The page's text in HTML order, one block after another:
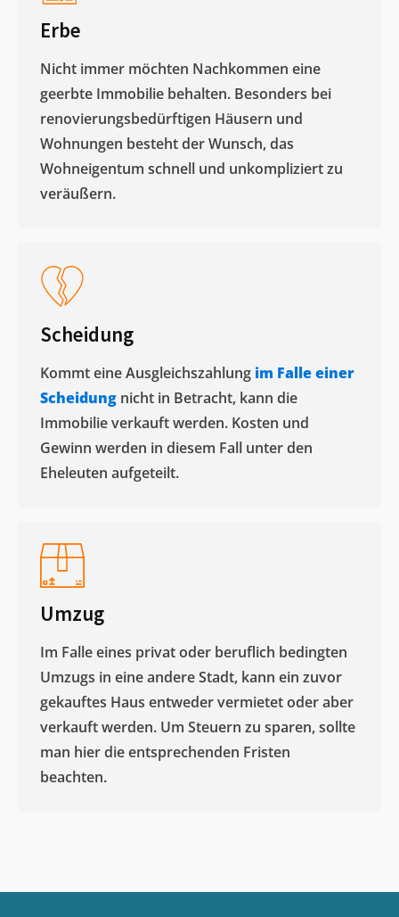
Erbe
Nicht immer möchten Nachkommen eine
geerbte Immobilie behalten. Besonders bei
renovierungsbedürftigen Häusern und
Wohnungen besteht der Wunsch, das
Wohneigentum schnell und unkompliziert zu
veräußern. ​
Scheidung
Kommt eine Ausgleichszahlung im Falle einer
Scheidung nicht in Betracht, kann die
Immobilie verkauft werden. Kosten und
Gewinn werden in diesem Fall unter den
Eheleuten aufgeteilt.​
Umzug
Im Falle eines privat oder beruflich bedingten
Umzugs in eine andere Stadt, kann ein zuvor
gekauftes Haus entweder vermietet oder aber
verkauft werden. Um Steuern zu sparen, sollte
man hier die entsprechenden Fristen
beachten.